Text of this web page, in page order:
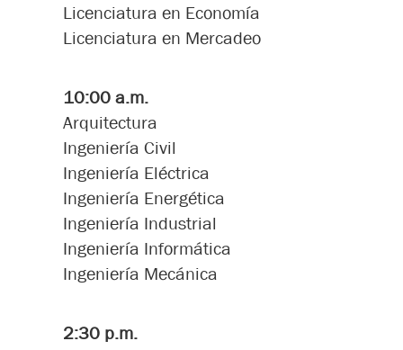
Licenciatura en Economía
Licenciatura en Mercadeo
10:00 a.m.
Arquitectura
Ingeniería Civil
Ingeniería Eléctrica
Ingeniería Energética
Ingeniería Industrial
Ingeniería Informática
Ingeniería Mecánica
2:30 p.m.